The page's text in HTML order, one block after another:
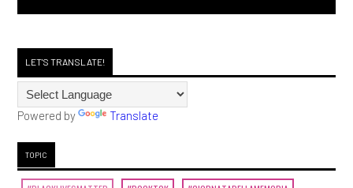
LET'S TRANSLATE!
Powered by Translate
TOPIC